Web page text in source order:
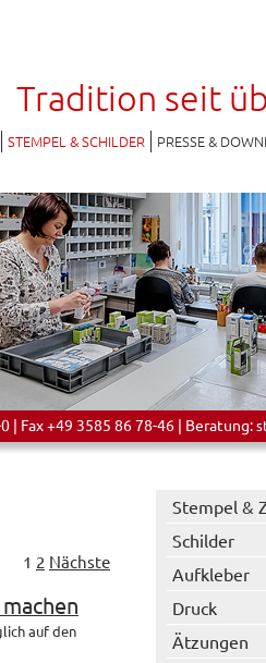
Tradition seit
STEMPEL & SCHILDER PRESSE &
| Fax +49 3585 86 78-46 | Beratung:
1 2 Nächste
auf den
Stempel &
Schilder
Aufkleber
Druck
Ätzungen